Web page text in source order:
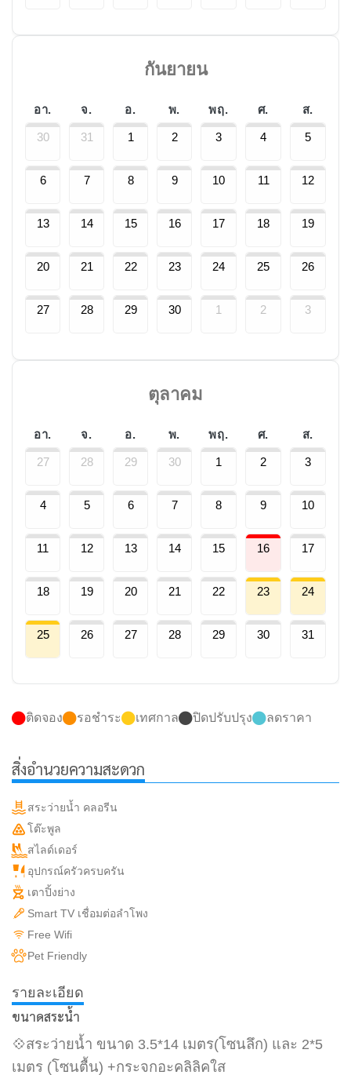
กันยายน
อา. จ. อ. พ. พฤ. ศ. ส.
30 31 1 2 3 4 5
6 7 8 9 10 11 12
13 14 15 16 17 18 19
20 21 22 23 24 25 26
27 28 29 30 1 2 3
ตุลาคม
อา. จ. อ. พ. พฤ. ศ. ส.
27 28 29 30 1 2 3
4 5 6 7 8 9 10
11 12 13 14 15 16 17
18 19 20 21 22 23 24
25 26 27 28 29 30 31
ติดจอง รอชำระ เทศกาล ปิดปรับปรุง ลดราคา
สิ่งอำนวยความสะดวก
สระว่ายน้ำ คลอรีน
โต๊ะพูล
สไลด์เดอร์
อุปกรณ์ครัวครบครัน
เตาปิ้งย่าง
Smart TV เชื่อมต่อลำโพง
Free Wifi
Pet Friendly
รายละเอียด
ขนาดสระน้ำ
💠สระว่ายน้ำ ขนาด 3.5*14 เมตร(โซนลึก) และ 2*5
เมตร (โซนตื้น) +กระจกอะคลิลิคใส